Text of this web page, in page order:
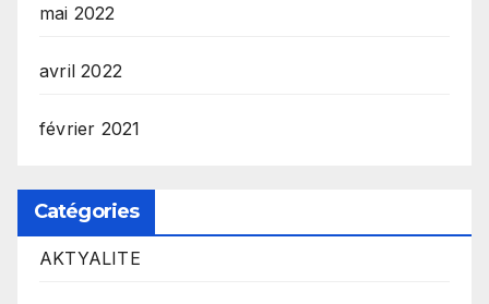
mai 2022
avril 2022
février 2021
Catégories
AKTYALITE